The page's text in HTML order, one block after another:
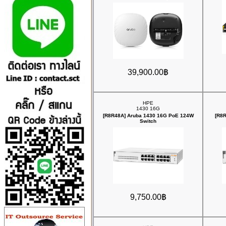
39,900.00฿
HPE
1430 16G
[R8R48A] Aruba 1430 16G PoE 124W
Switch
9,750.00฿